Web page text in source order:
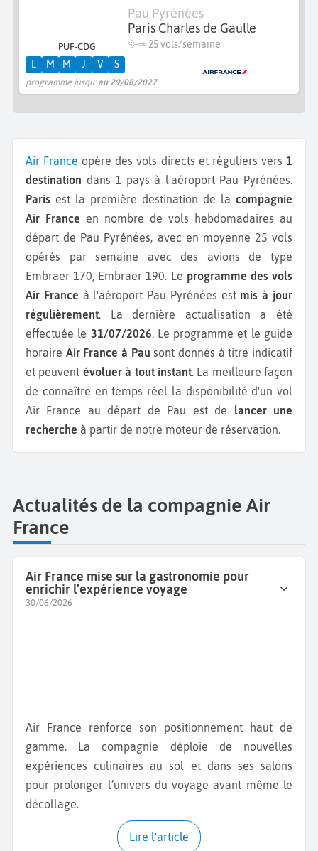
PUF-CDG
Pau Pyrénées
Paris Charles de Gaulle
≃ 25 vols/semaine
programme jusqu'au 29/08/2027
L M M J V S
Air France opère des vols directs et réguliers vers1
destination dans 1 pays à l'aéroport Pau Pyrénées.
Paris est la première destination de la compagnie
Air France en nombre de vols hebdomadaires au
départ de Pau Pyrénées, avec en moyenne 25 vols
opérés par semaine avec des avions de type
Embraer 170, Embraer 190. Le programme des vols
Air France à l'aéroport Pau Pyrénées est mis à jour
régulièrement. La dernière actualisation a été
effectuée le 31/07/2026. Le programme et le guide
horaire Air France à Pau sont donnés à titre indicatif
et peuvent évoluer à tout instant. La meilleure façon
de connaître en temps réel la disponibilité d'un vol
Air France au départ de Pau est de lancer une
recherche à partir de notre moteur de réservation.
Actualités de la compagnie Air
France
Air France mise sur la gastronomie pour
enrichir l’expérience voyage
30/06/2026
Air France renforce son positionnement haut de
gamme. La compagnie déploie de nouvelles
expériences culinaires au sol et dans ses salons
pour prolonger l’univers du voyage avant même le
décollage.
Lire l'article